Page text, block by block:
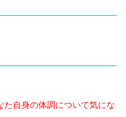
自身の体調について気にな